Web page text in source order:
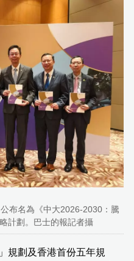
布名為《中大2026-2030：騰
計劃。巴士的報記者攝
規劃及香港首份五年規